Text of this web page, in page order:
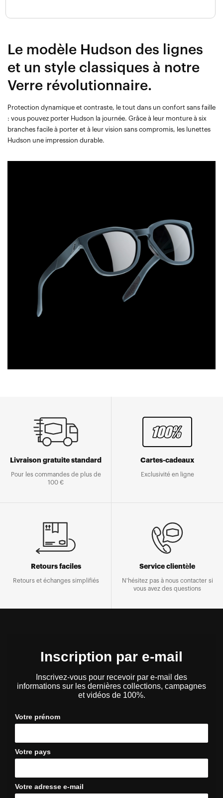
Le modèle Hudson des lignes
et un style classiques à notre
Verre révolutionnaire.
Protection dynamique et contraste, le tout dans un confort sans faille
: vous pouvez porter Hudson la journée. Grâce à leur monture à six
branches facile à porter et à leur vision sans compromis, les lunettes
Hudson une impression durable.
Livraison gratuite standard
Pour les commandes de plus de
100 €
Cartes-cadeaux
Exclusivité en ligne
Retours faciles
Retours et échanges simplifiés
Service clientèle
N'hésitez pas à nous contacter si
vous avez des questions
Inscription par e-mail
Inscrivez-vous pour recevoir par e-mail des
informations sur les dernières collections, campagnes
et vidéos de 100%.
Votre prénom
Votre pays
Votre adresse e-mail